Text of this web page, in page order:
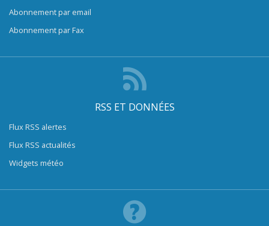
Abonnement par email
Abonnement par Fax
RSS ET DONNÉES
Flux RSS alertes
Flux RSS actualités
Widgets météo